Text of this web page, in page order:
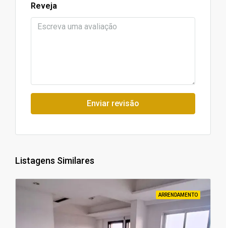
Reveja
Enviar revisão
Listagens Similares
ARRENDAMENTO